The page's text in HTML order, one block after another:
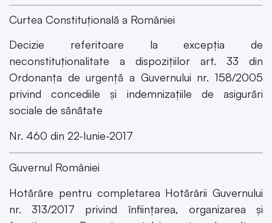
Curtea Constituțională a României
Decizie referitoare la excepția de
neconstituționalitate a dispozițiilor art. 33 din
Ordonanța de urgență a Guvernului nr. 158/2005
privind concediile și indemnizațiile de asigurări
sociale de sănătate
Nr. 460 din 22-Iunie-2017
Guvernul României
Hotărâre pentru completarea Hotărârii Guvernului
nr. 313/2017 privind înființarea, organizarea și